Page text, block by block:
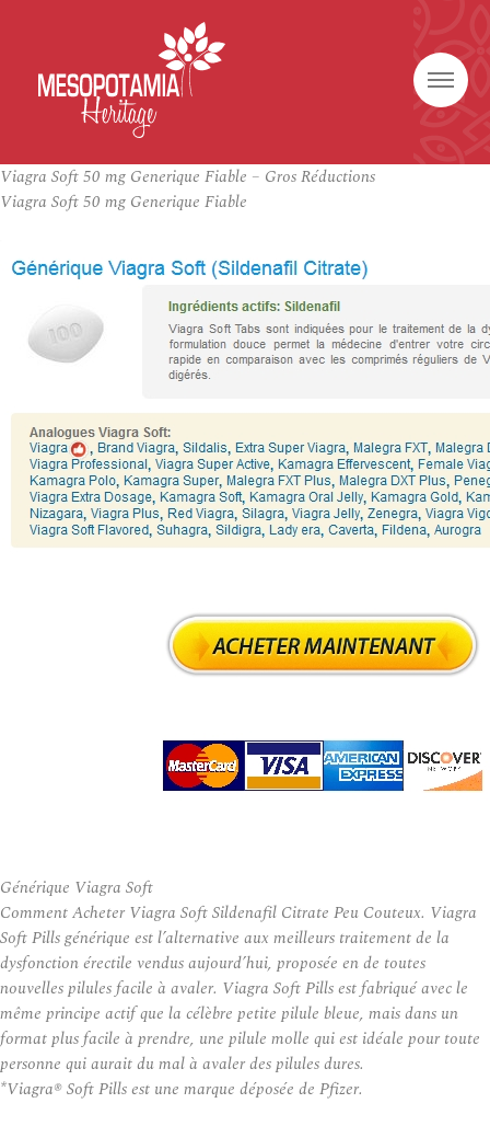
Viagra Soft 50 mg Generique Fiable – Gros Réductions
Viagra Soft 50 mg Generique Fiable
Générique Viagra Soft
Comment Acheter Viagra Soft Sildenafil Citrate Peu Couteux. Viagra
Soft Pills générique est l’alternative aux meilleurs traitement de la
dysfonction érectile vendus aujourd’hui, proposée en de toutes
nouvelles pilules facile à avaler. Viagra Soft Pills est fabriqué avec le
même principe actif que la célèbre petite pilule bleue, mais dans un
format plus facile à prendre, une pilule molle qui est idéale pour toute
personne qui aurait du mal à avaler des pilules dures.
*Viagra® Soft Pills est une marque déposée de Pfizer.